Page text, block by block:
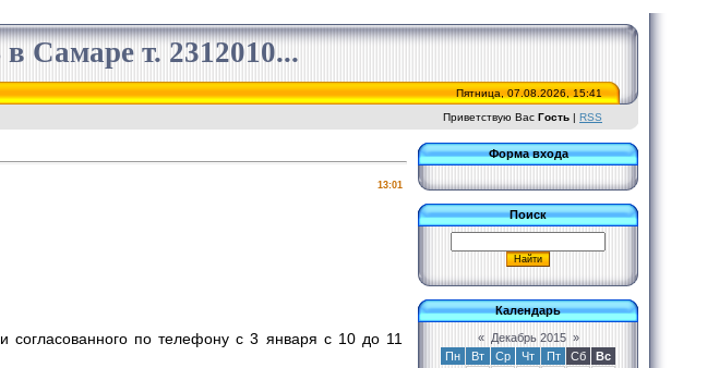
Самаре т. 2312010...
Пятница, 07.08.2026, 15:41
Приветствую Вас Гость | RSS
13:01
согласованного по телефону с 3 января с 10 до 11
Форма входа
Поиск
Календарь
« Декабрь 2015 »
Пн
Вт Ср Чт Пт Сб
Вс